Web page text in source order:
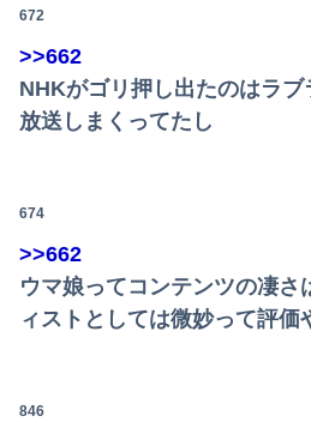
672
>>662
NHKがゴリ押し出たのはラブ
放送しまくってたし
674
>>662
ウマ娘ってコンテンツの凄さ
ィストとしては微妙って評価
846